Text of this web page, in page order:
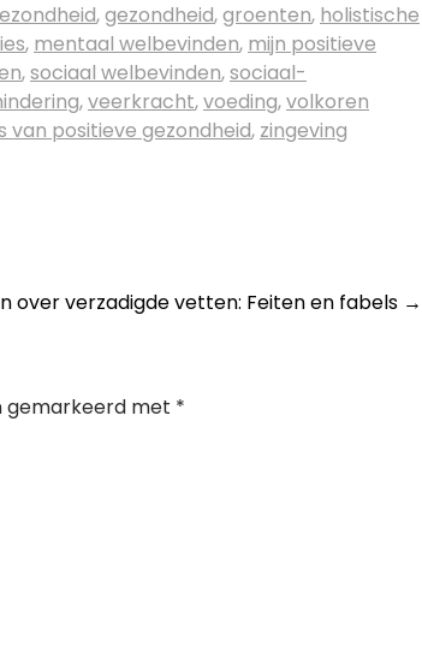
,gezondheid,groenten, holistische
, mentaal welbevinden, mijn positieve
,sociaal welbevinden,sociaal-
,veerkracht,voeding,volkoren
van positieve gezondheid, zingeving
over verzadigde vetten: Feiten en fabels →
gemarkeerd met *